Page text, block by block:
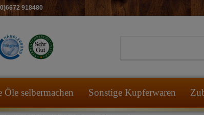
918480
Öle selbermachen Sonstige Kupferwaren